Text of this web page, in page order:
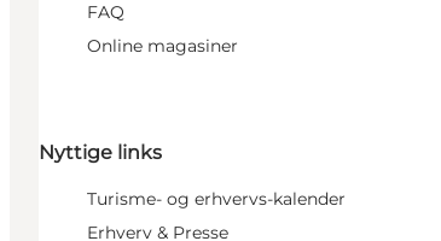
FAQ
Online magasiner
Nyttige links
Turisme- og erhvervs-kalender
Erhverv & Presse